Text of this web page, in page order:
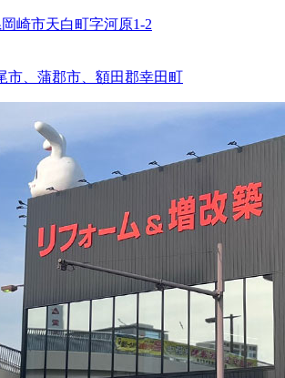
崎市天白町字河原1-2
市、蒲郡市、額田郡幸田町